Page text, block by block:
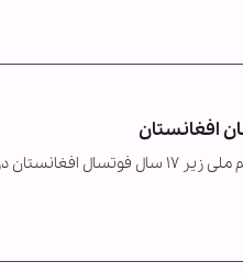
افغانستان
آیت‌الله‌ حاج واعظ‌زاده بهسودی از علمای سرشناس شیعیان افغانستان، در پیامی پیروزی تاریخی تیم ملی زیر ۱۷ سال فوتسال